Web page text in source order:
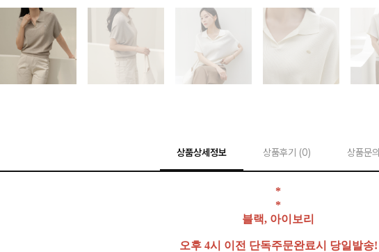
상품상세정보 상품후기 (0) 상품문의
*
*
블랙, 아이보리
오후 4시 이전 단독주문완료시 당일발송!